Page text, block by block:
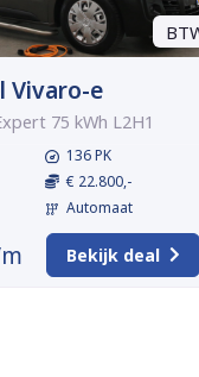
Vivaro-e
75 kWh L2H1
136 PK
€ 22.800,-
Automaat
Bekijk deal